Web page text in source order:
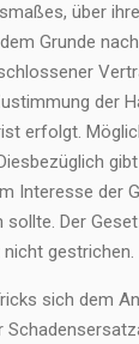
über
Grunde
der
erfolgt.
Interesse der
Der
gestrichen.
sich dem